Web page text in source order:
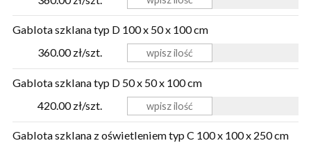
Gablota szklana typ D 100 x 50 x 100 cm
360.00 zł/szt.
Gablota szklana typ D 50 x 50 x 100 cm
420.00 zł/szt.
Gablota szklana z oświetleniem typ C 100 x 100 x 250 cm